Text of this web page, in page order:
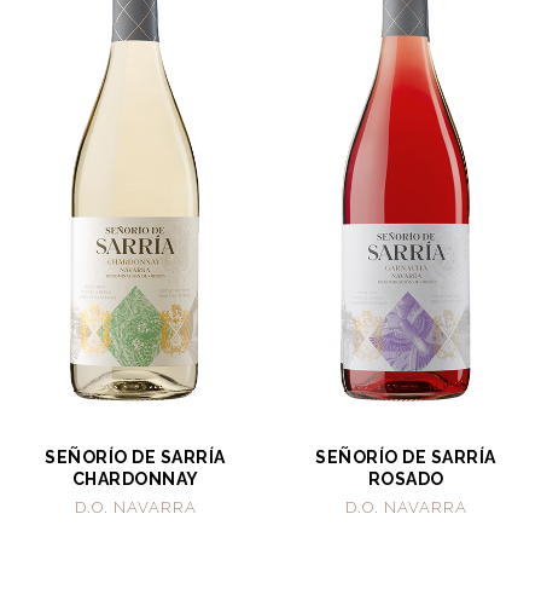
SEÑORÍO DE SARRÍA
CHARDONNAY
D.O. NAVARRA
SEÑORÍO DE SARRÍA
ROSADO
D.O. NAVARRA